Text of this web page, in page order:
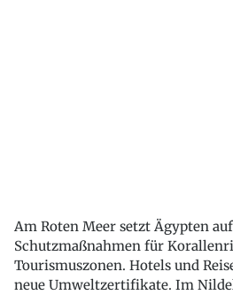
Am Roten Meer setzt Ägypten
Schutzmaßnahmen für
Tourismuszonen. Hotels und
neue Umweltzertifikate. Im